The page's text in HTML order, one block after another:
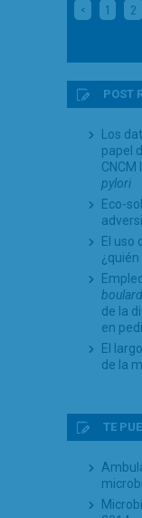
< 1 2
POST
Los
papel
CNCM
pylori
Eco-
El uso
de la
en
El
de la
TE